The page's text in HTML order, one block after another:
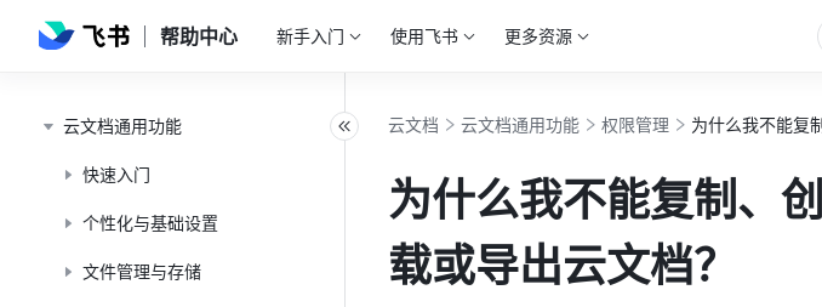
帮助中心 新手入门 使用飞书 更多资源
云文档通用功能
快速入门
个性化与基础设置
文件管理与存储
云文档 云文档通用功能 权限管理 为什么我不能复
为什么我不能复制、
载或导出云文档？